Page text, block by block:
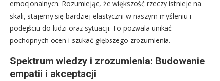
emocjonalnych. Rozumiejąc, że większość rzeczy istnieje na
skali, stajemy się bardziej elastyczni w naszym myśleniu i
podejściu do ludzi oraz sytuacji. To pozwala unikać
pochopnych ocen i szukać głębszego zrozumienia.
Spektrum wiedzy i zrozumienia: Budowanie
empatii i akceptacji